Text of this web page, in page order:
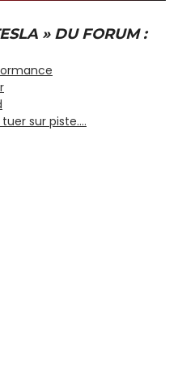
» DU FORUM :